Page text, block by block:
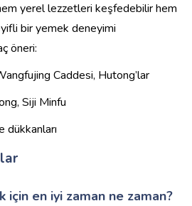
yerel lezzetleri keşfedebilir hem
bir yemek deneyimi
öneri:
Caddesi, Hutong’lar
Siji Minfu
dükkanları
için en iyi zaman ne zaman?